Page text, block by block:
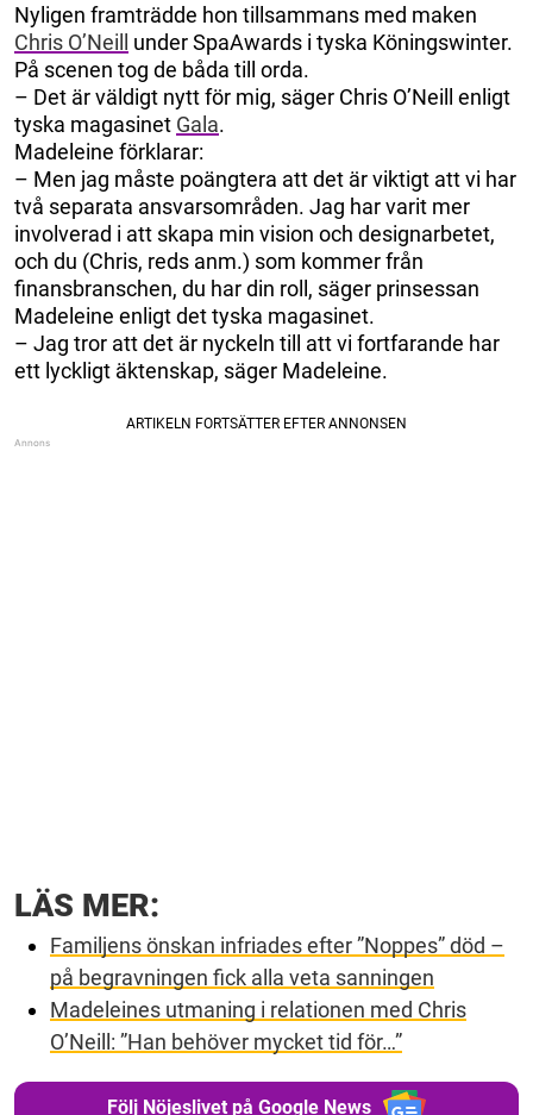
Nyligen framträdde hon tillsammans med maken
Chris O’Neill
under SpaAwards i tyska Köningswinter.
På scenen tog de båda till orda.
– Det är väldigt nytt för mig, säger Chris O’Neill enligt
tyska magasinet Gala.
Madeleine förklarar:
– Men jag måste poängtera att det är viktigt att vi har
två separata ansvarsområden. Jag har varit mer
involverad i att skapa min vision och designarbetet,
och du (Chris, reds anm.) som kommer från
finansbranschen, du har din roll, säger prinsessan
Madeleine enligt det tyska magasinet.
– Jag tror att det är nyckeln till att vi fortfarande har
ett lyckligt äktenskap, säger Madeleine.
LÄS MER:
Familjens önskan infriades efter ”Noppes” död –
på begravningen fick alla veta sanningen
Madeleines utmaning i relationen med Chris
O’Neill: ”Han behöver mycket tid för…”
Följ Nöjeslivet på Google News